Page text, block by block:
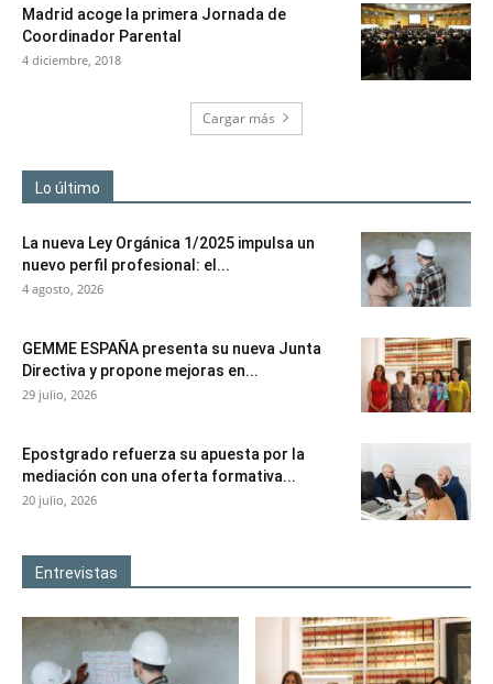
Madrid acoge la primera Jornada de
Coordinador Parental
4 diciembre, 2018
Cargar más
Lo último
La nueva Ley Orgánica 1/2025 impulsa un
nuevo perfil profesional: el...
4 agosto, 2026
GEMME ESPAÑA presenta su nueva Junta
Directiva y propone mejoras en...
29 julio, 2026
Epostgrado refuerza su apuesta por la
mediación con una oferta formativa...
20 julio, 2026
Entrevistas